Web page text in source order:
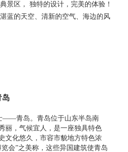
景区， 独特的设计，完美的体验！
蓝的天空、清新的空气、海边的风
岛
——青岛。青岛位于山东半岛南
丽，气候宜人，是一座独具特色
文化悠久，市容市貌地方特色浓
会”之美称，这些异国建筑使青岛